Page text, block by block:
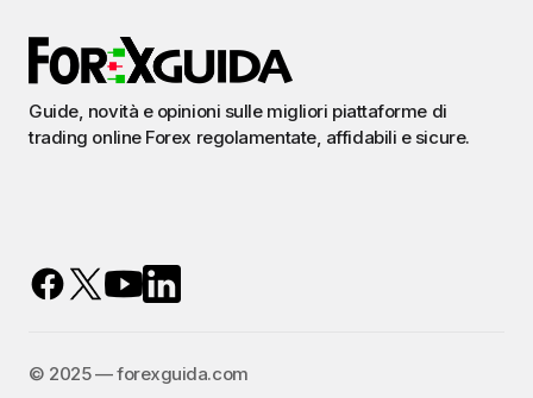
Guide, novità e opinioni sulle migliori piattaforme di
trading online Forex regolamentate, affidabili e sicure.
©️ 2025 — forexguida.com